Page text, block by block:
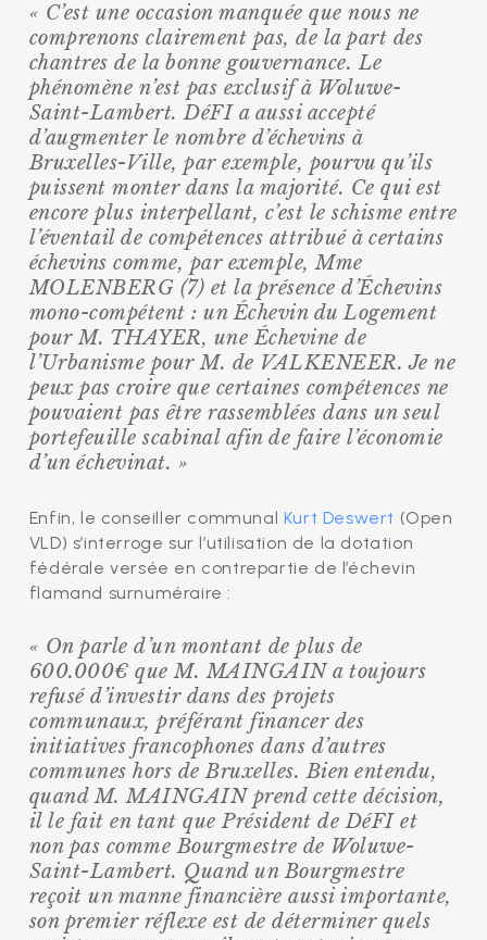
« C’est une occasion manquée que nous ne
comprenons clairement pas, de la part des
chantres de la bonne gouvernance. Le
phénomène n’est pas exclusif à Woluwe-
Saint-Lambert. DéFI a aussi accepté
d’augmenter le nombre d’échevins à
Bruxelles-Ville, par exemple, pourvu qu’ils
puissent monter dans la majorité. Ce qui est
encore plus interpellant, c’est le schisme entre
l’éventail de compétences attribué à certains
échevins comme, par exemple, Mme
MOLENBERG (7) et la présence d’Échevins
mono-compétent : un Échevin du Logement
pour M. THAYER, une Échevine de
l’Urbanisme pour M. de VALKENEER. Je ne
peux pas croire que certaines compétences ne
pouvaient pas être rassemblées dans un seul
portefeuille scabinal afin de faire l’économie
d’un échevinat. »
Enfin, le conseiller communal Kurt Deswert (Open
VLD) s’interroge sur l’utilisation de la dotation
fédérale versée en contrepartie de l’échevin
flamand surnuméraire :
« On parle d’un montant de plus de
600.000€ que M. MAINGAIN a toujours
refusé d’investir dans des projets
communaux, préférant financer des
initiatives francophones dans d’autres
communes hors de Bruxelles. Bien entendu,
quand M. MAINGAIN prend cette décision,
il le fait en tant que Président de DéFI et
non pas comme Bourgmestre de Woluwe-
Saint-Lambert. Quand un Bourgmestre
reçoit un manne financière aussi importante,
son premier réflexe est de déterminer quels